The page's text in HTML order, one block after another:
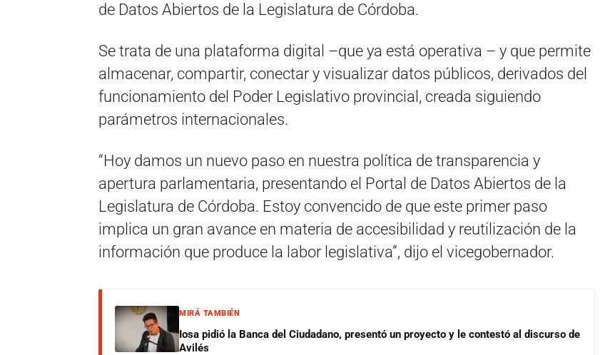
de Datos Abiertos de la Legislatura de Córdoba.
Se trata de una plataforma digital –que ya está operativa – y que permite
almacenar, compartir, conectar y visualizar datos públicos, derivados del
funcionamiento del Poder Legislativo provincial, creada siguiendo
parámetros internacionales.
“Hoy damos un nuevo paso en nuestra política de transparencia y
apertura parlamentaria, presentando el Portal de Datos Abiertos de la
Legislatura de Córdoba. Estoy convencido de que este primer paso
implica un gran avance en materia de accesibilidad y reutilización de la
información que produce la labor legislativa”, dijo el vicegobernador.
MIRÁ TAMBIÉN
Iosa pidió la Banca del Ciudadano, presentó un proyecto y le contestó al discurso de
Avilés